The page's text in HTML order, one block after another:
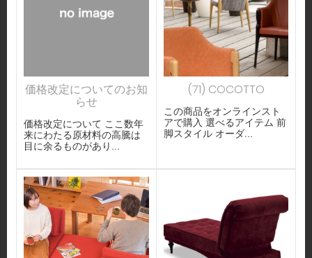
価格改定についてのお知
らせ
価格改定について ここ数年
来にわたる原材料の高騰は
目に余るものがあり...
(71) COCOTTO
この商品をオンラインスト
アで購入 選べるアイテム 前
脚スタイル オーダ...